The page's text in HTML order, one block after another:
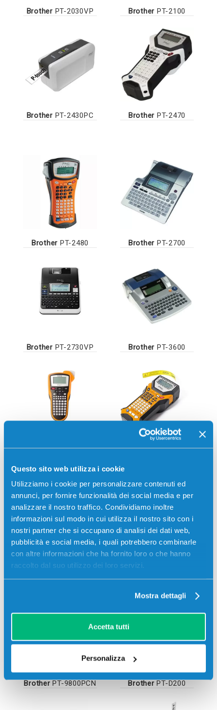
Questo sito web utilizza i cookie
Utilizziamo i cookie per personalizzare contenuti ed
annunci, per fornire funzionalità dei social media e per
analizzare il nostro traffico. Condividiamo inoltre
informazioni sul modo in cui utilizza il nostro sito con i
nostri partner che si occupano di analisi dei dati web,
pubblicità e social media, i quali potrebbero combinarle
con altre informazioni che ha fornito loro o che hanno
raccolto dal suo utilizzo dei loro servizi.
Mostra dettagli
Accetta tutti
Personalizza
BrotherPT-2030VP Brother PT-2100
BrotherPT-2430PC Brother PT-2470
Brother PT-2480 Brother PT-2700
BrotherPT-2730VP Brother PT-3600
BrotherPT-7100VP BrotherPT-7500VP
BrotherPT-7600VP BrotherPT-9700PC
BrotherPT-9800PCN BrotherPT-D200